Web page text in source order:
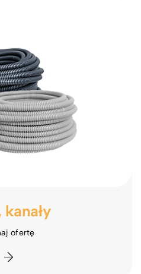
kanały
ofertę